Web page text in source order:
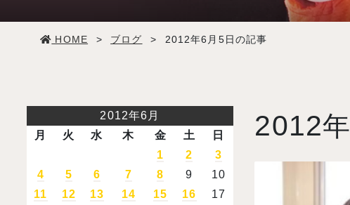
入試案内
HOME > ブログ > 2012年6月5日の記事
2012年
2012年6月
月
火 水 木 金 土 日
1 2
3
4
5 6 7 8 9
10
11
12 13 14 15 16
17